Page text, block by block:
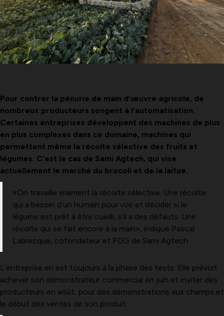
Pour contrer la pénurie de main d’œuvre agricole, de
nombreux producteurs songent à l’automatisation.
Certaines entreprises développent des machines de plus
en plus complexes dans ce domaine, machines qui
permettent même la récolte sélective des fruits et
légumes. C’est le cas de Sami Agtech, qui vise
actuellement le marché du brocoli et de la laitue.
«On travaille vraiment la récolte sélective. Une récolte
qui a besoin d’un humain pour voir et décider si le
légume est prêt à être cueilli, s’il a des défauts. Une
récolte qui se fait encore à la main», indique Pascal
Labrecque, cofondateur et PDG de Sami Agtech.
L’entreprise en est toujours à la phase des tests. Elle prévoit
achever son démonstrateur commercial en juin et inviter des
producteurs en août, pour des démonstrations aux champs et
le début des ventes de son produit.